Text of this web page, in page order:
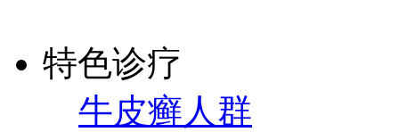
特色诊疗
牛皮癣人群